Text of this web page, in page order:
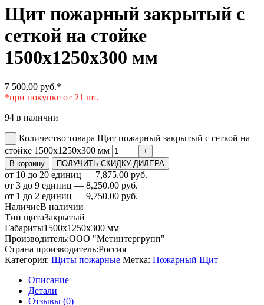
Щит пожарный закрытый с
сеткой на стойке
1500х1250х300 мм
7 500,00 руб.*
*при покупке от 21 шт.
94 в наличии
-
Количество товара Щит пожарный закрытый с сеткой на
стойке 1500х1250х300 мм
+
В корзину
ПОЛУЧИТЬ СКИДКУ ДИЛЕРА
от 10 до 20 единиц — 7,875.00 руб.
от 3 до 9 единиц — 8,250.00 руб.
от 1 до 2 единиц — 9,750.00 руб.
НаличиеВ наличии
Тип щитаЗакрытый
Габариты1500х1250х300 мм
Производитель:ООО "Метинтергрупп"
Страна производитель:Россия
Категория: Щиты пожарные Метка: Пожарный Щит
Описание
Детали
Отзывы (0)